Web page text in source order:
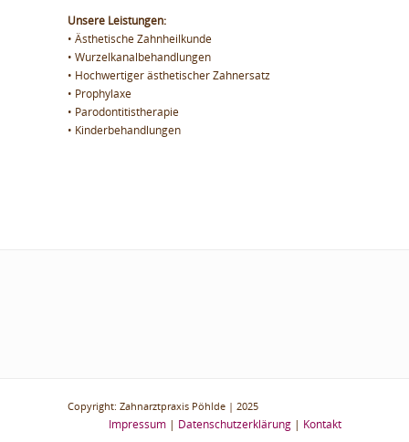
Unsere Leistungen:
• Ästhetische Zahnheilkunde
• Wurzelkanalbehandlungen
• Hochwertiger ästhetischer Zahnersatz
• Prophylaxe
• Parodontitistherapie
• Kinderbehandlungen
Copyright: Zahnarztpraxis Pöhlde | 2025
Impressum | Datenschutzerklärung | Kontakt